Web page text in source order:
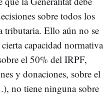
sobre todos los
tributaria. Ello aún no se
capacidad normativa
el 50% del IRPF,
y donaciones, sobre el
no tiene ninguna sobre